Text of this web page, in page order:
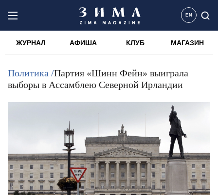
EN
ЖУРНАЛ АФИША КЛУБ МАГАЗИН
Политика /Партия «Шинн Фейн» выиграла
выборы в Ассамблею Северной Ирландии